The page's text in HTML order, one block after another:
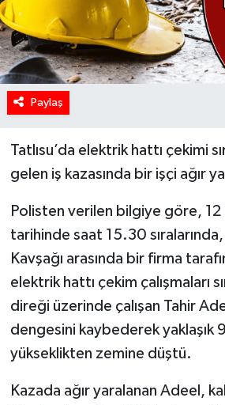
Paylaş
Tatlısu’da elektrik hattı çekimi
gelen iş kazasında bir işçi ağır
Polisten verilen bilgiye göre,
tarihinde saat 15.30 sıralarında,
Kavşağı arasında bir firma
elektrik hattı çekim çalışmaları
direği üzerinde çalışan Tahir
dengesini kaybederek yaklaşık
yükseklikten zemine düştü.
Kazada ağır yaralanan Adeel,